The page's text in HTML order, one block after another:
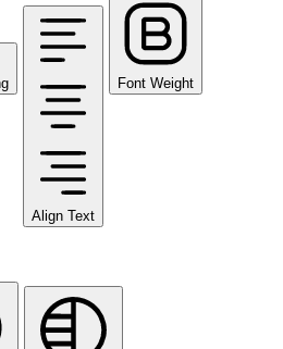
Align Text
Font Weight